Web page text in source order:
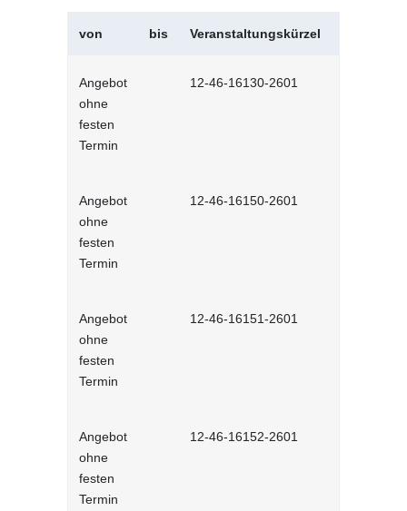
von bis Veranstaltungskürzel
Angebot
ohne
festen
Termin
12-46-16130-2601
Angebot
ohne
festen
Termin
12-46-16150-2601
Angebot
ohne
festen
Termin
12-46-16151-2601
Angebot
ohne
festen
Termin
12-46-16152-2601